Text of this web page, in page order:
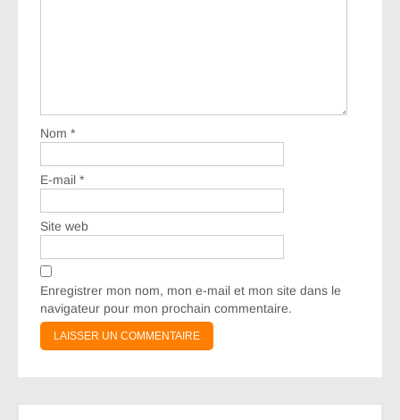
Nom *
E-mail *
Site web
Enregistrer mon nom, mon e-mail et mon site dans le
navigateur pour mon prochain commentaire.